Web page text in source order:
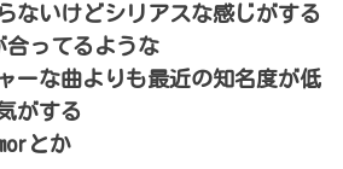
ないけどシリアスな感じがする
合ってるような
ーな曲よりも最近の知名度が低
がする
とか